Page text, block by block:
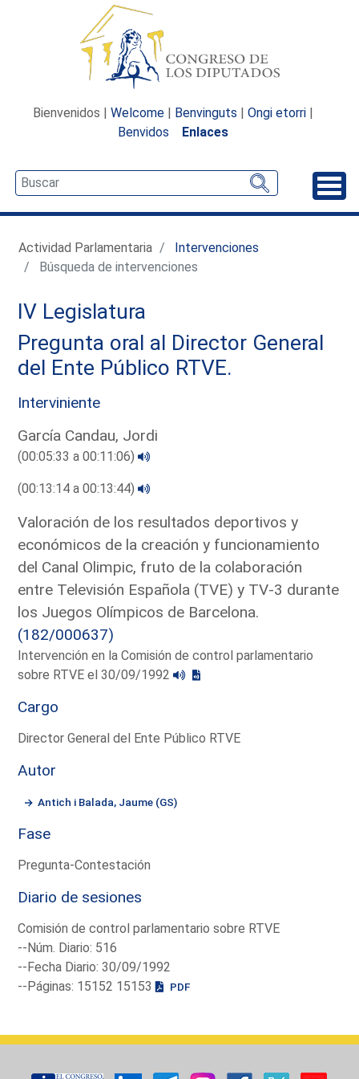
Bienvenidos | Welcome | Benvinguts | Ongi etorri |
Benvidos
Enlaces
Actividad Parlamentaria
Intervenciones
Búsqueda de intervenciones
IV Legislatura
Pregunta oral al Director General
del Ente Público RTVE.
Interviniente
García Candau, Jordi
(00:05:33 a 00:11:06)
(00:13:14 a 00:13:44)
Valoración de los resultados deportivos y
económicos de la creación y funcionamiento
del Canal Olimpic, fruto de la colaboración
entre Televisión Española (TVE) y TV-3 durante
los Juegos Olímpicos de Barcelona.
(182/000637)
Intervención en la Comisión de control parlamentario
sobre RTVE el 30/09/1992
Cargo
Director General del Ente Público RTVE
Autor
Antich i Balada, Jaume (GS)
Fase
Pregunta-Contestación
Diario de sesiones
Comisión de control parlamentario sobre RTVE
--Núm. Diario: 516
--Fecha Diario: 30/09/1992
--Páginas: 15152 15153
PDF